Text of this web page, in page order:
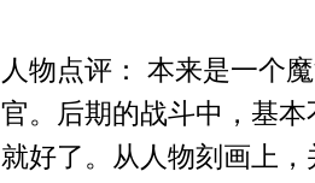
人物点评： 本来是一个
官。后期的战斗中，基
就好了。从人物刻画上